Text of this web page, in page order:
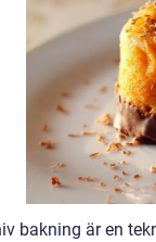
bakning är en